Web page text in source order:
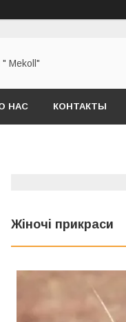
Mekoll"
НАС КОНТАКТЫ
Жіночі прикраси